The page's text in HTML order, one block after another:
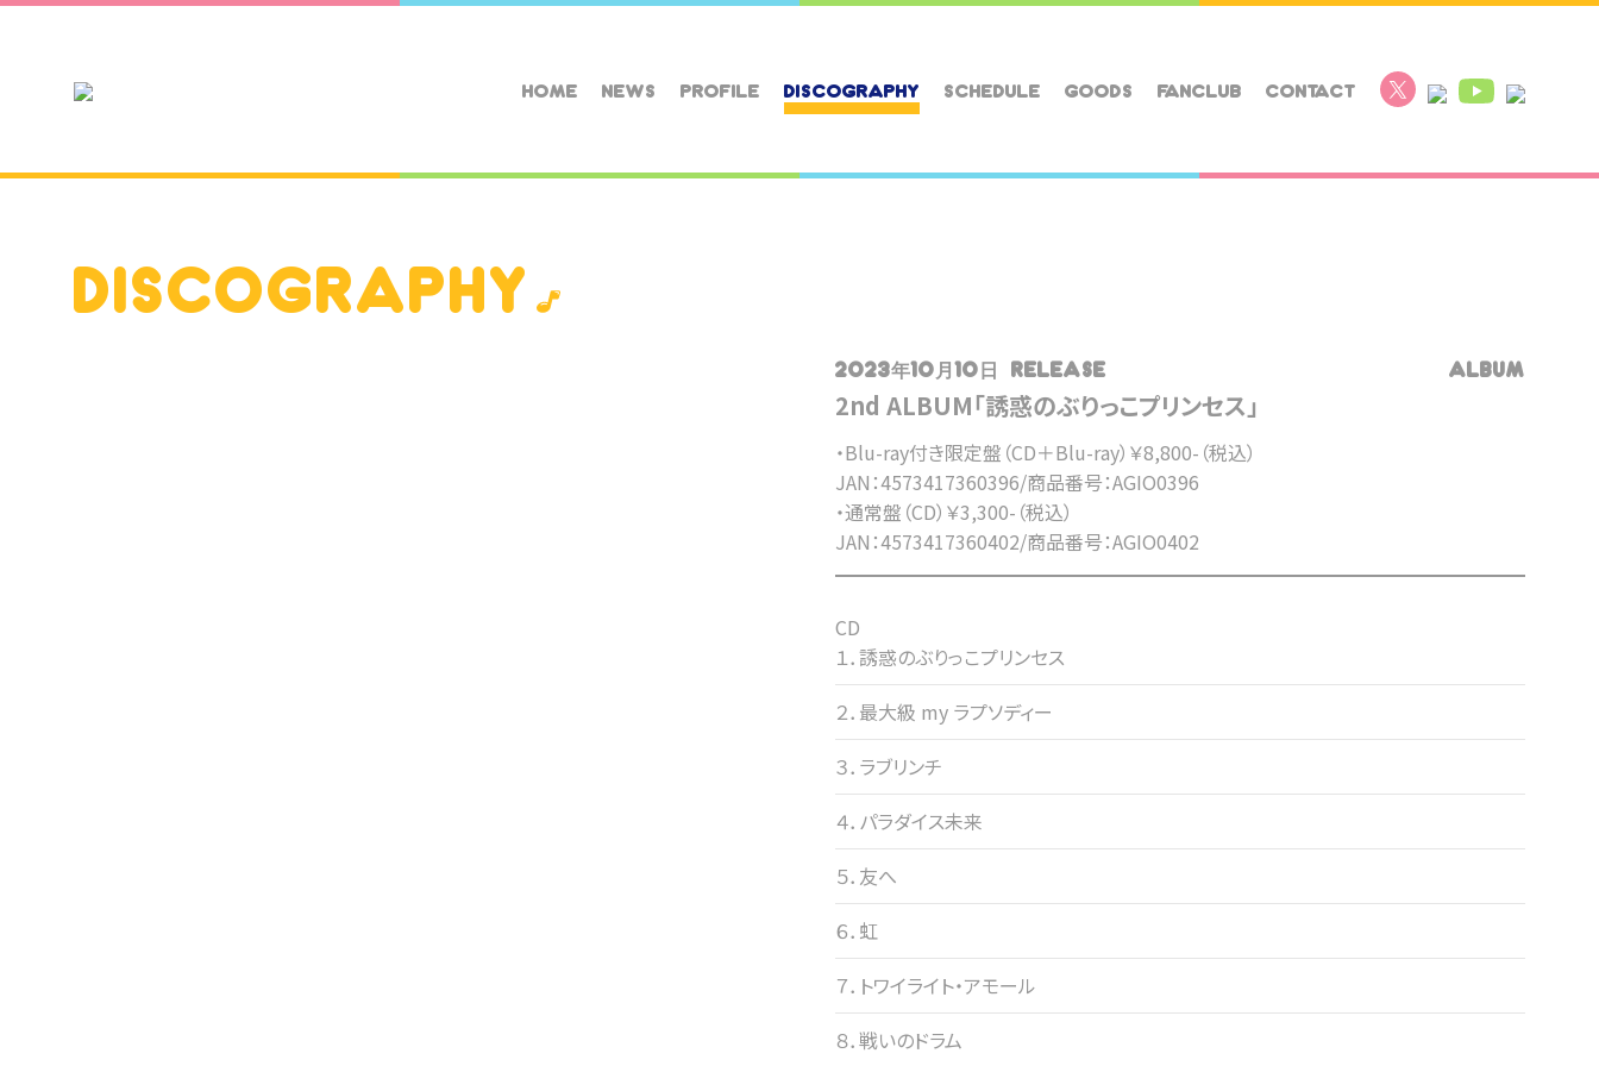
HOME NEWS PROFILE DISCOGRAPHY SCHEDULE GOODS FANCLUB CONTACT
DISCOGRAPHY
2023年10月10日 RELEASE ALBUM
2nd ALBUM「誘惑のぶりっこプリンセス」
・Blu-ray付き限定盤（CD＋Blu-ray）￥8,800-（税込）
JAN：4573417360396/商品番号：AGIO0396
・通常盤（CD）￥3,300-（税込）
JAN：4573417360402/商品番号：AGIO0402
CD
１．誘惑のぶりっこプリンセス
２．最大級 my ラプソディー
３．ラブリンチ
４．パラダイス未来
５．友へ
６．虹
７．トワイライト・アモール
８．戦いのドラム